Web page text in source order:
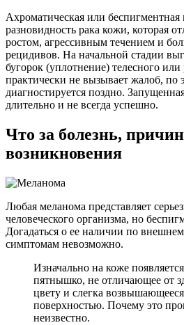
Ахроматическая или беспигментная
разновидность рака кожи, которая
ростом, агрессивным течением и
рецидивов. На начальной стадии
бугорок (уплотнение) телесного или
практически не вызывает жалоб, по
диагностируется поздно.
длительно и не всегда успешно.
Что за болезнь,
возникновения
Любая меланома представляет
человеческого организма, но
Догадаться о ее наличии по
симптомам невозможно.
Изначально на коже
пятнышко, не отличающее от
цвету и слегка
поверхностью. Почему это
неизвестно.